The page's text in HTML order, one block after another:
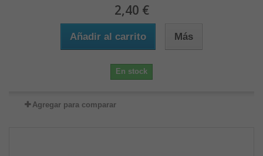
2,40 €
Añadir al carrito Más
En stock
Agregar para comparar